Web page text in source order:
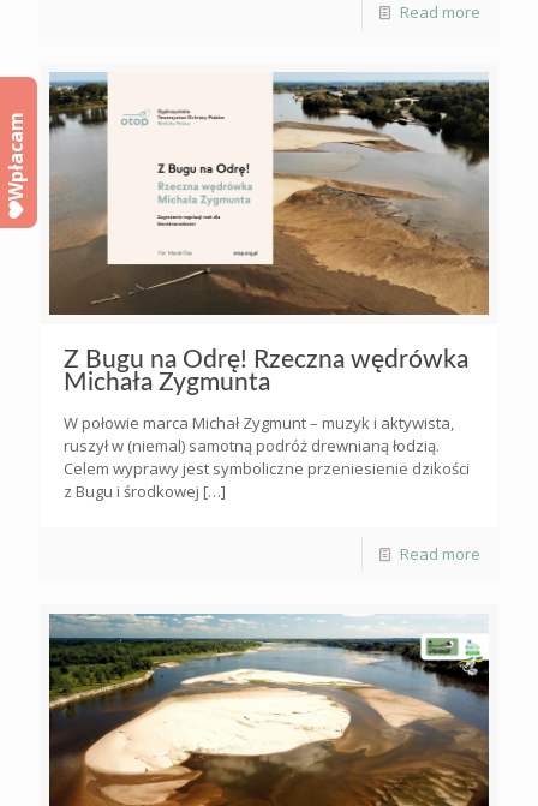
Read more
Z Bugu na Odrę! Rzeczna wędrówka
Michała Zygmunta
W połowie marca Michał Zygmunt – muzyk i aktywista,
ruszył w (niemal) samotną podróż drewnianą łodzią.
Celem wyprawy jest symboliczne przeniesienie dzikości
z Bugu i środkowej […]
Read more
Wpłacam